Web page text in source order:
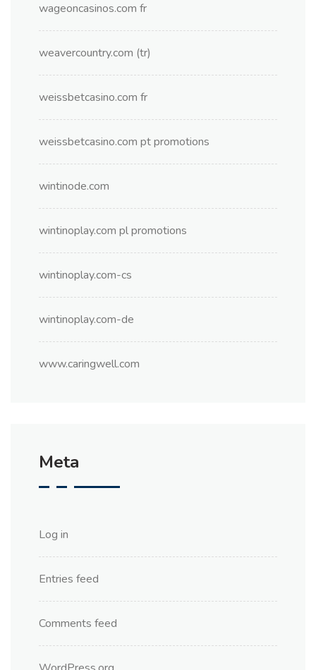
wageoncasinos.com fr
weavercountry.com (tr)
weissbetcasino.com fr
weissbetcasino.com pt promotions
wintinode.com
wintinoplay.com pl promotions
wintinoplay.com-cs
wintinoplay.com-de
www.caringwell.com
Meta
Log in
Entries feed
Comments feed